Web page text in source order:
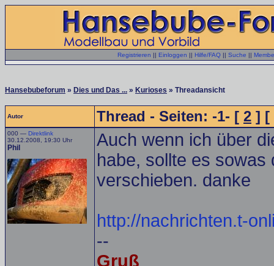
Registrieren || Einloggen || Hilfe/FAQ || Suche ||
Hansebubeforum » Dies und Das ... » Kurioses » Threadansicht
Autor Thread - Seiten: -1- [ 2 ] [
000 — Direktlink
30.12.2008, 19:30 Uhr
Phil
Auch wenn ich über
habe, sollte es sowas
verschieben. danke
http://nachrichten.t-
--
Gruß